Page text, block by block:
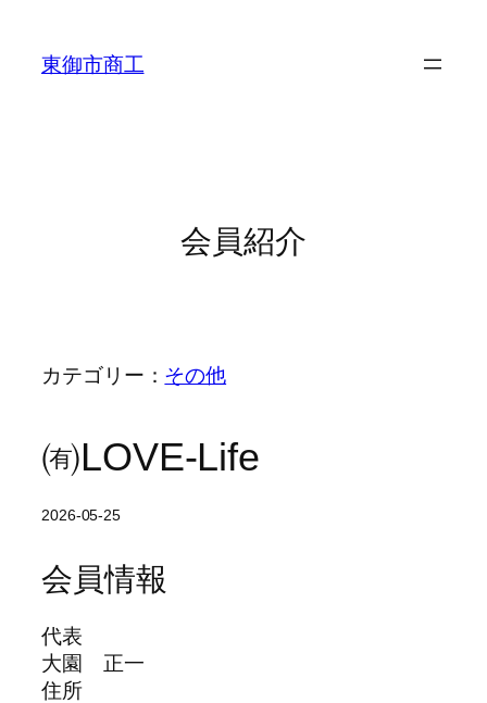
東御市商工
会員紹介
カテゴリー： その他
㈲LOVE-Life
2026-05-25
会員情報
代表
大園 正一
住所